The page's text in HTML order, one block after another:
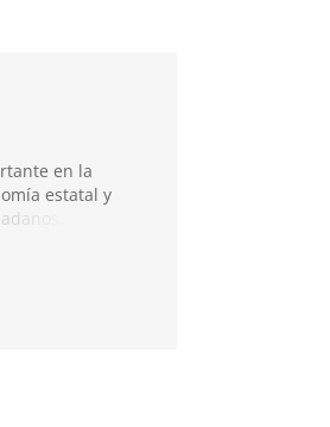
en la
estatal y